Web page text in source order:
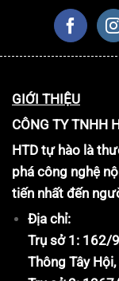
GIỚI THIỆU
CÔNG TY TNHH
HTD tự hào là
phá công nghệ
tiến nhất đến
Địa chỉ:
Trụ sở 1: 162/
Thông Tây